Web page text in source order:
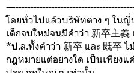
โดยทั่วไปแล้วบริษัทต่าง ๆ ใน
เด็กจบใหม่จนมีคำว่า 新卒主義
*ป.ล.ทั้งคำว่า 新卒 และ 既卒
กฎหมายแต่อย่างใด เป็นเพียง